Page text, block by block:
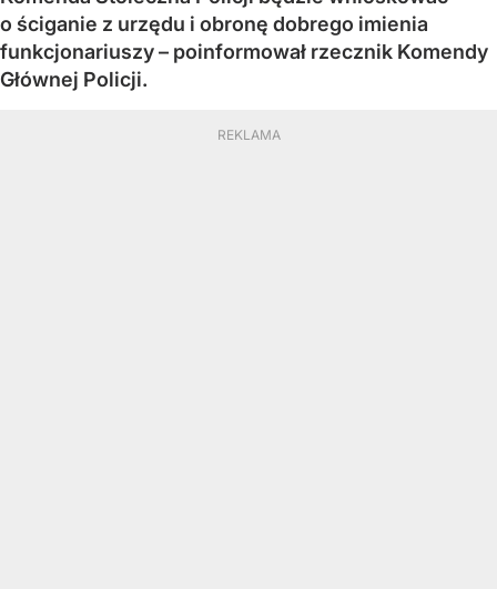
o ściganie z urzędu i obronę dobrego imienia
funkcjonariuszy – poinformował rzecznik Komendy
Głównej Policji.